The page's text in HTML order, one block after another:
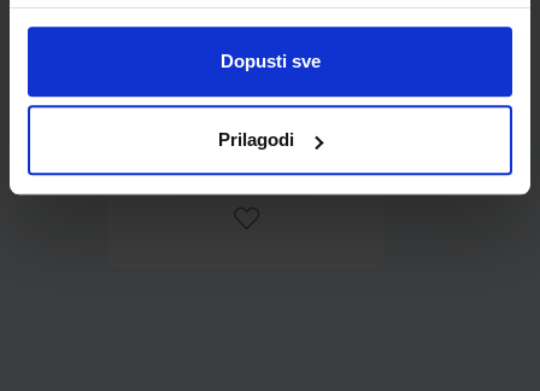
Dopusti sve
Prilagodi
0,85 €